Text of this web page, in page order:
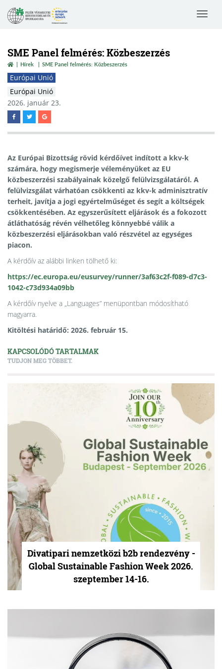
Toggle
SME Panel felmérés: Közbeszerzés
Hírek SME Panel felmérés: Közbeszerzés
Európai Unió
Európai Unió
2026. január 23.
Az Európai Bizottság rövid kérdőívet indított a kkv-k
számára, hogy megismerje véleményüket az EU
közbeszerzési szabályainak közelgő felülvizsgálatáról. A
felülvizsgálat várhatóan csökkenti az kkv-k adminisztratív
terheit, javítja a jogi egyértelműséget és segít a költségek
csökkentésében. Az egyszerűsített eljárások és a fokozott
átláthatóság révén vélhetőleg könnyebbé válik a
közbeszerzési eljárásokban való részvétel az egységes
piacon.
A kérdőív az alábbi linken tölhető ki:
https://ec.europa.eu/eusurvey/runner/3af63c2f-f089-d7c3-
1042-c73d934a09bb
A kérdőív nyelve a „Languages” menüpontban módosítható
magyarra.
Kitöltési határidő: 2026. február 15.
KAPCSOLÓDÓ TARTALMAK
TUDJON MEG TÖBBET.
Divatipari nemzetközi b2b rendezvény -
Global Sustainable Fashion Week 2026.
szeptember 14-16.